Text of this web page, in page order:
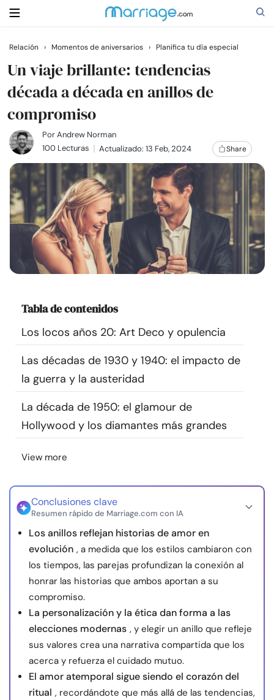
Buscar
Casarse
Relaciones
Familia
Ayuda
Cursos
Comunidad
Encuentra un terapeuta
Idioma ES
nosotros
Relación › Momentos de aniversarios › Planifica tu día especial
Un viaje brillante: tendencias
década a década en anillos de
compromiso
PorAndrew Norman
100 Lecturas
Actualizado: 13 Feb, 2024 Share
Tabla de contenidos
Los locos años 20: Art Deco y opulencia
Las décadas de 1930 y 1940: el impacto de
la guerra y la austeridad
La década de 1950: el glamour de
Hollywood y los diamantes más grandes
View more
Conclusiones clave
Resumen rápido de Marriage.com con IA
Los anillos reflejan historias de amor en
evolución , a medida que los estilos cambiaron con
los tiempos, las parejas profundizan la conexión al
honrar las historias que ambos aportan a su
compromiso.
La personalización y la ética dan forma a las
elecciones modernas , y elegir un anillo que refleje
sus valores crea una narrativa compartida que los
acerca y refuerza el cuidado mutuo.
El amor atemporal sigue siendo el corazón del
ritual , recordándote que más allá de las tendencias,